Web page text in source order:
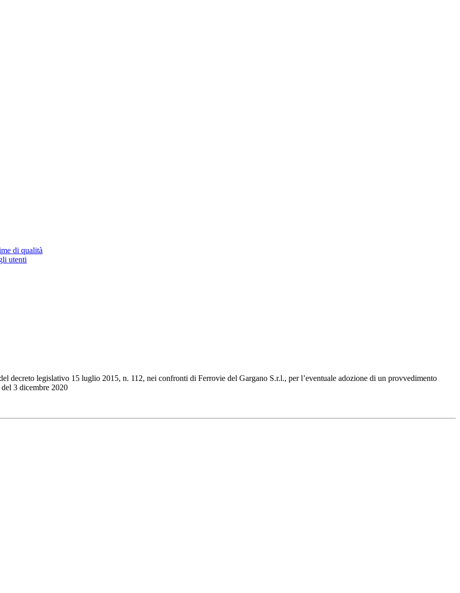
di qualità
utenti
decreto legislativo 15 luglio 2015, n. 112, nei confronti di Ferrovie del Gargano S.r.l., per l’eventuale adozione di un provvedimento
3 dicembre 2020